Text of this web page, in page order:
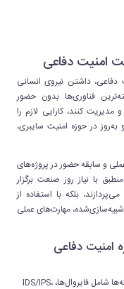
امنیت دفاعی
داشتن نیروی انسانی
فناوری‌ها بدون حضور
مدیریت کنند، کارایی لازم را
در حوزه امنیت سایبری،
و سابقه حضور در پروژه‌های
با نیاز روز صنعت برگزار
بلکه با استفاده از
مهارت‌های عملی
امنیت دفاعی
آشنایی با اصول طراحی، پیاده‌سازی و ایمن‌سازی شبکه‌ها شامل فایروال‌ها، IDS/IPS،